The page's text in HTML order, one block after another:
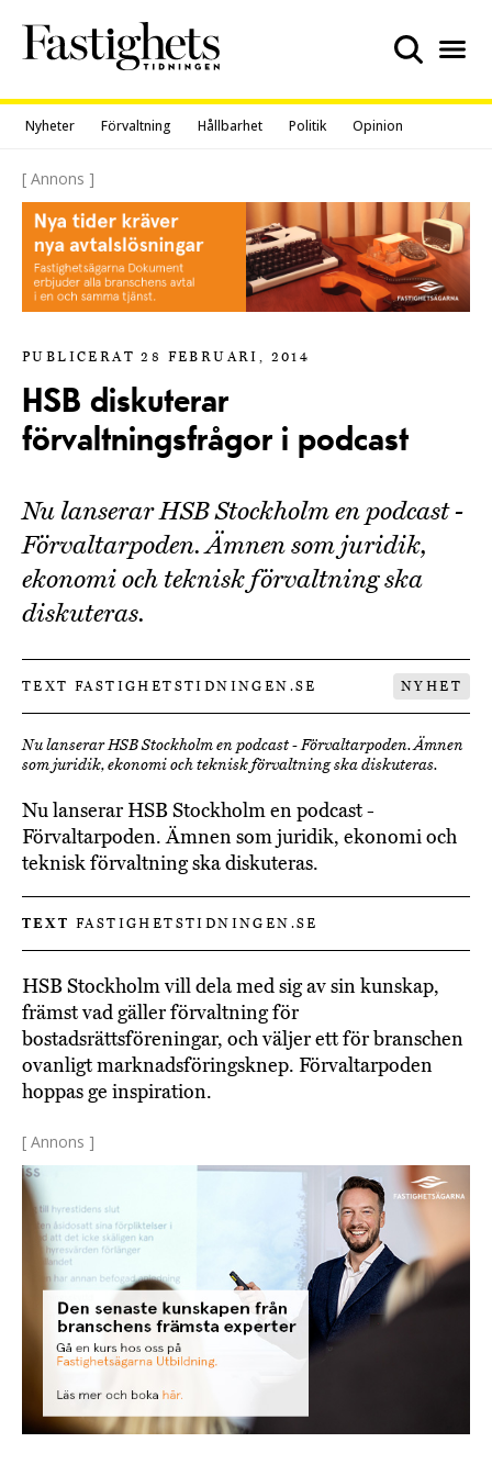
content
Nyheter Förvaltning Hållbarhet Politik Opinion
[ Annons ]
PUBLICERAT 28 FEBRUARI, 2014
HSB diskuterar
förvaltningsfrågor i podcast
Nu lanserar HSB Stockholm en podcast -
Förvaltarpoden. Ämnen som juridik,
ekonomi och teknisk förvaltning ska
diskuteras.
TEXT FASTIGHETSTIDNINGEN.SE NYHET
Nu lanserar HSB Stockholm en podcast - Förvaltarpoden. Ämnen
som juridik, ekonomi och teknisk förvaltning ska diskuteras.
Nu lanserar HSB Stockholm en podcast -
Förvaltarpoden. Ämnen som juridik, ekonomi och
teknisk förvaltning ska diskuteras.
TEXT FASTIGHETSTIDNINGEN.SE
HSB Stockholm vill dela med sig av sin kunskap,
främst vad gäller förvaltning för
bostadsrättsföreningar, och väljer ett för branschen
ovanligt marknadsföringsknep. Förvaltarpoden
hoppas ge inspiration.
[ Annons ]